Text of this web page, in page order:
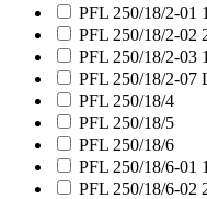
PFL 250/18/2-01
PFL 250/18/2-02
PFL 250/18/2-
PFL 250/18/2-
PFL 250/18/4
PFL 250/18/5
PFL 250/18/6
PFL 250/18/6-01
PFL 250/18/6-02